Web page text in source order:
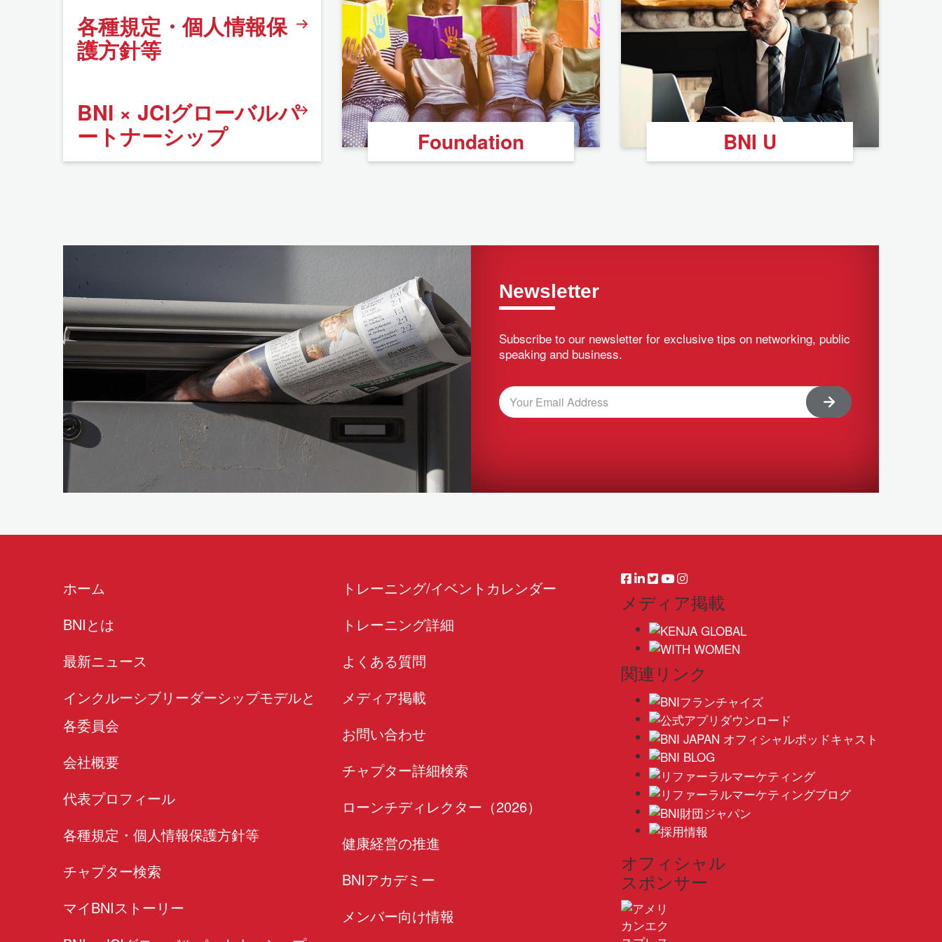
各種規定・個人情報保
護方針等
BNI × JCIグローバルパ
ートナーシップ
トレーニング詳細
チャプター詳細検索
ローンチディレクター
（2026）
健康経営の推進
Foundation BNI U
Newsletter
Subscribe to our newsletter for exclusive tips on networking, public
speaking and business.
ホーム
BNIとは
最新ニュース
インクルーシブリーダーシップモデルと
各委員会
会社概要
代表プロフィール
各種規定・個人情報保護方針等
チャプター検索
マイBNIストーリー
トレーニング/イベントカレンダー
トレーニング詳細
よくある質問
メディア掲載
お問い合わせ
チャプター詳細検索
ローンチディレクター（2026）
健康経営の推進
BNIアカデミー
メンバー向け情報
メディア掲載
関連リンク
オフィシャル
スポンサー